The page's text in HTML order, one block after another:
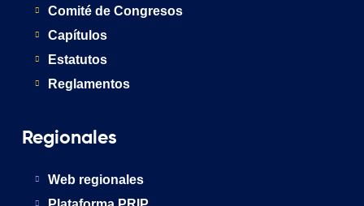
Comité de Congresos
Capítulos
Estatutos
Reglamentos
Regionales
Web regionales